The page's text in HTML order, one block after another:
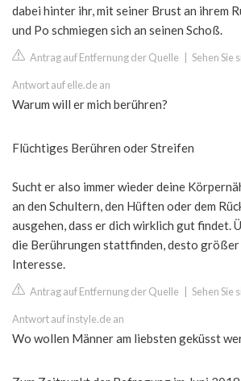
dabei hinter ihr, mit seiner Brust an ihrem
und Po schmiegen sich an seinen Schoß.
Antrag auf Entfernung der Quelle Sehen Sie
Antwort auf elle.de an
Warum will er mich berühren?
Flüchtiges Berühren oder Streifen
Sucht er also immer wieder deine
an den Schultern, den Hüften oder dem
ausgehen, dass er dich wirklich gut findet.
die Berührungen stattfinden, desto größer
Interesse.
Antrag auf Entfernung der Quelle Sehen Sie
Antwort auf instyle.de an
Wo wollen Männer am liebsten geküsst